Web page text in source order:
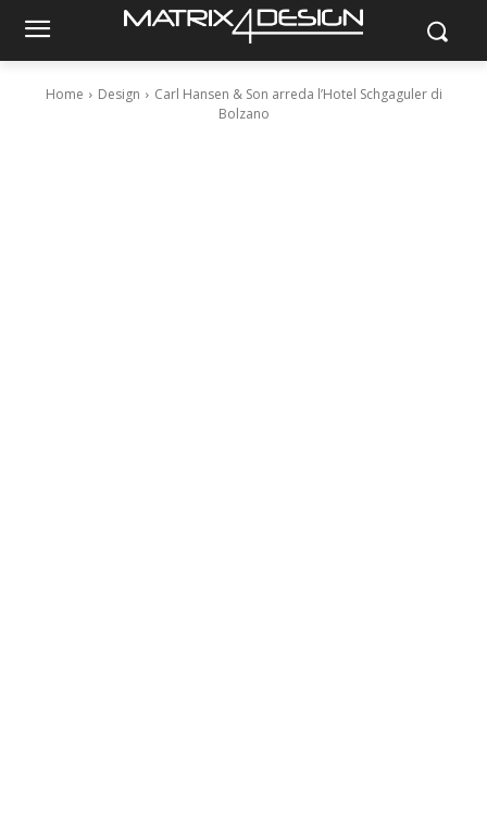
Home Design
Carl Hansen & Son arreda l’Hotel Schgaguler di
Bolzano